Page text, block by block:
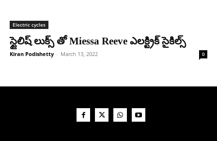
Electric cycles
స్టైలిష్ లుక్స్ తో Miessa Reeve ఎలక్ట్రిక్ సైకిల్స్
Kiran Podishetty - March 13, 2022 0